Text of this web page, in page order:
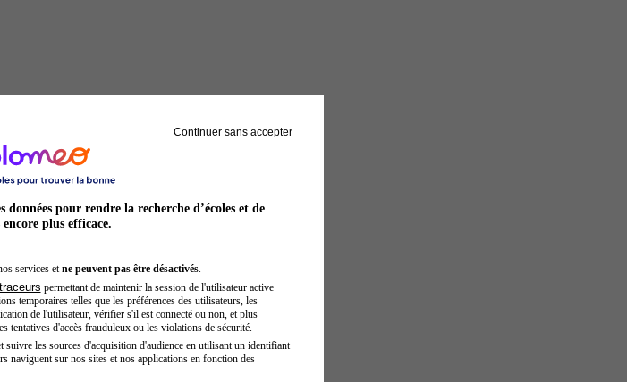
sportif
Continuer sans accepter
pour rendre la recherche d’écoles et de
plus efficace.
services et ne peuvent pas être désactivés.
permettant de maintenir la session de l'utilisateur active
temporaires telles que les préférences des utilisateurs, les
de l'utilisateur, vérifier s'il est connecté ou non, et plus
tentatives d'accès frauduleux ou les violations de sécurité.
suivre les sources d'acquisition d'audience en utilisant un identifiant
naviguent sur nos sites et nos applications en fonction des